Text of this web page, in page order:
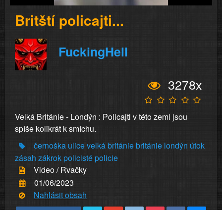
Britští policajti...
FuckingHell
3278x
Velká Británie - Londýn : Policajti v této zemi jsou
spíše kolikrát k smíchu.
černoška ulicevelká britániebritánie londýn útok
zásah zákrokpolicistépolicie
Video / Rvačky
01/06/2023
Nahlásit obsah